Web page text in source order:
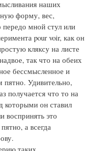
наших
форму, вес,
мной стул или
pour voir, как он
кляксу на листе
так что на обеих
бессмысленное и
пятно. Удивительно,
получается что то на
которыми он ставил
воспринять это
а всегда